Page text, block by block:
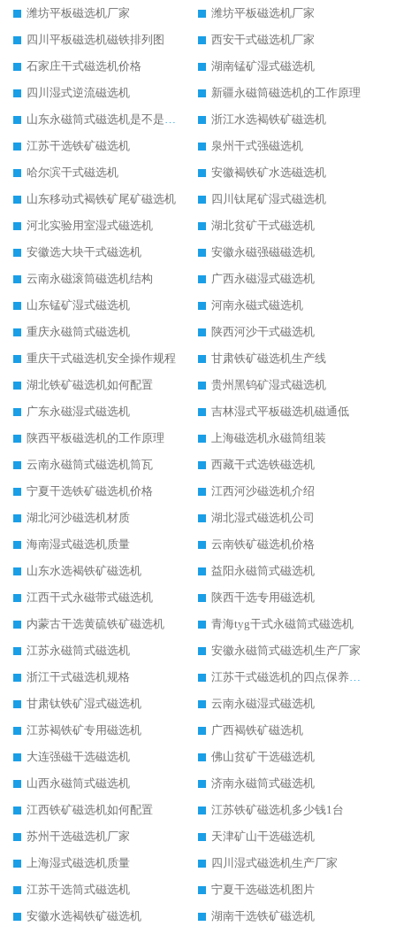
潍坊平板磁选机厂家
潍坊平板磁选机厂家
四川平板磁选机磁铁排列图
西安干式磁选机厂家
石家庄干式磁选机价格
湖南锰矿湿式磁选机
四川湿式逆流磁选机
新疆永磁筒磁选机的工作原理
山东永磁筒式磁选机是不是强磁
浙江水选褐铁矿磁选机
江苏干选铁矿磁选机
泉州干式强磁选机
哈尔滨干式磁选机
安徽褐铁矿水选磁选机
山东移动式褐铁矿尾矿磁选机
四川钛尾矿湿式磁选机
河北实验用室湿式磁选机
湖北贫矿干式磁选机
安徽选大块干式磁选机
安徽永磁强磁磁选机
云南永磁滚筒磁选机结构
广西永磁湿式磁选机
山东锰矿湿式磁选机
河南永磁式磁选机
重庆永磁筒式磁选机
陕西河沙干式磁选机
重庆干式磁选机安全操作规程
甘肃铁矿磁选机生产线
湖北铁矿磁选机如何配置
贵州黑钨矿湿式磁选机
广东永磁湿式磁选机
吉林湿式平板磁选机磁通低
陕西平板磁选机的工作原理
上海磁选机永磁筒组装
云南永磁筒式磁选机筒瓦
西藏干式选铁磁选机
宁夏干选铁矿磁选机价格
江西河沙磁选机介绍
湖北河沙磁选机材质
湖北湿式磁选机公司
海南湿式磁选机质量
云南铁矿磁选机价格
山东水选褐铁矿磁选机
益阳永磁筒式磁选机
江西干式永磁带式磁选机
陕西干选专用磁选机
内蒙古干选黄硫铁矿磁选机
青海tyg干式永磁筒式磁选机
江苏永磁筒式磁选机
安徽永磁筒式磁选机生产厂家
浙江干式磁选机规格
江苏干式磁选机的四点保养秘籍
甘肃钛铁矿湿式磁选机
云南永磁湿式磁选机
江苏褐铁矿专用磁选机
广西褐铁矿磁选机
大连强磁干选磁选机
佛山贫矿干选磁选机
山西永磁筒式磁选机
济南永磁筒式磁选机
江西铁矿磁选机如何配置
江苏铁矿磁选机多少钱1台
苏州干选磁选机厂家
天津矿山干选磁选机
上海湿式磁选机质量
四川湿式磁选机生产厂家
江苏干选筒式磁选机
宁夏干选磁选机图片
安徽水选褐铁矿磁选机
湖南干选铁矿磁选机